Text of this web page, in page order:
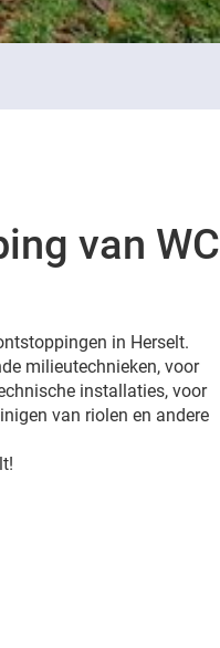
van WC
in Herselt.
milieutechnieken, voor
installaties, voor
van riolen en andere